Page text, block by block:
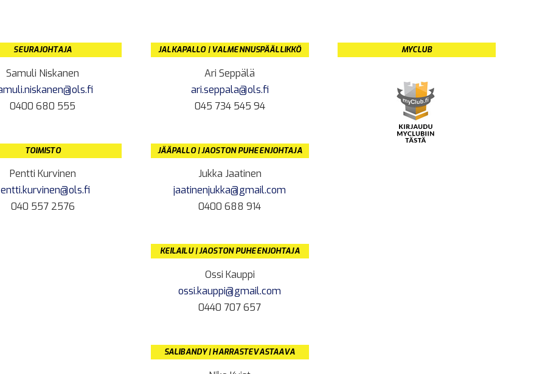
SEURAJOHTAJA
Samuli Niskanen
0400 680 555
TOIMISTO
Pentti Kurvinen
040 557 2576
JALKAPALLO | VALMENNUSPÄÄLLIKKÖ
Ari Seppälä
ari.seppala@ols.fi
045 734 545 94
JÄÄPALLO | JAOSTON PUHEENJOHTAJA
Jukka Jaatinen
jaatinenjukka@gmail.com
0400 688 914
KEILAILU | JAOSTON PUHEENJOHTAJA
Ossi Kauppi
ossi.kauppi@gmail.com
0440 707 657
SALIBANDY | HARRASTEVASTAAVA
MYCLUB